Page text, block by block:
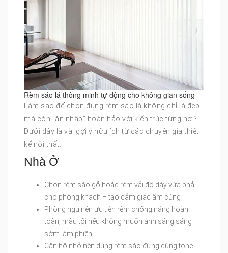
Rèm sáo lá thông minh tự động cho không gian sống
Làm sao để chọn đúng rèm sáo lá không chỉ là đẹp
mà còn “ăn nhập” hoàn hảo với kiến trúc từng nơi?
Dưới đây là vài gợi ý hữu ích từ các chuyên gia thiết
kế nội thất:
Nhà Ở
Chọn rèm sáo gỗ hoặc rèm vải độ dày vừa phải
cho phòng khách – tạo cảm giác ấm cúng
Phòng ngủ nên ưu tiên rèm chống nắng hoàn
toàn, màu tối nếu không muốn ánh sáng sáng
sớm làm phiền
Căn hộ nhỏ nên dùng rèm sáo đứng cùng tone